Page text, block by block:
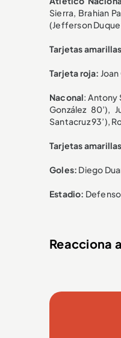
Sierra, Brahian
(Jefferson Duque
Tarjetas
Tarjeta roja:
Naconal: Antony
González 80’),
Santacruz 93’),
Tarjetas
Goles: Diego
Estadio:
Reacciona